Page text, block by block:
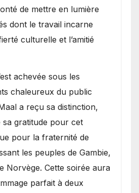
de mettre en lumière
dont le travail incarne
culturelle et l’amitié
achevée sous les
chaleureux du public
a reçu sa distinction,
gratitude pour cet
pour la fraternité de
les peuples de Gambie,
Norvège. Cette soirée aura
parfait à deux